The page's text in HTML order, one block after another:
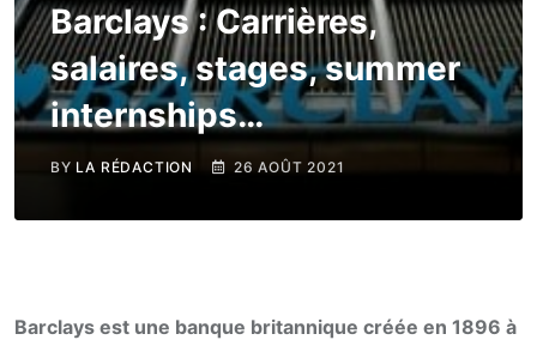
Barclays : Carrières,
salaires, stages, summer
internships…
BY LA RÉDACTION 26 AOÛT 2021
Barclays est une banque britannique créée en 1896 à